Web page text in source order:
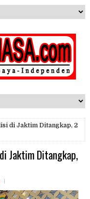
di Jaktim Ditangkap, 2
Jaktim Ditangkap,